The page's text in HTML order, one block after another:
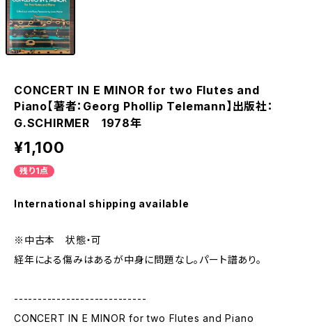
CONCERT IN E MINOR for two Flutes and
Piano【著者：Georg Phollip Telemann】出版社：
G.SCHIRMER 1978年
¥1,100
残り1点
International shipping available
※中古本 状態・可
経年による傷みはあるが中身に問題なし。パート譜あり。
----------------------------
CONCERT IN E MINOR for two Flutes and Piano